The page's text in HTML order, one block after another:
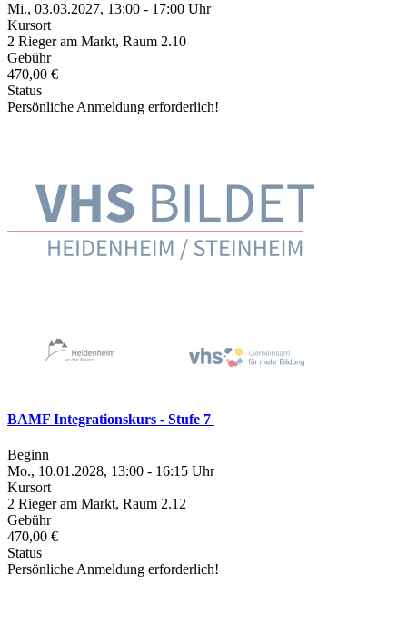
Mi., 03.03.2027, 13:00 - 17:00 Uhr
Kursort
2 Rieger am Markt, Raum 2.10
Gebühr
470,00 €
Status
Persönliche Anmeldung erforderlich!
BAMF Integrationskurs - Stufe 7
Beginn
Mo., 10.01.2028, 13:00 - 16:15 Uhr
Kursort
2 Rieger am Markt, Raum 2.12
Gebühr
470,00 €
Status
Persönliche Anmeldung erforderlich!